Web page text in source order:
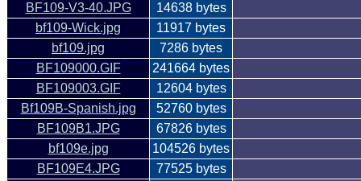
BF109-V3-40.JPG
14638 bytes
bf109-Wick.jpg
11917 bytes
bf109.jpg
7286 bytes
BF109000.GIF
241664 bytes
BF109003.GIF
12604 bytes
Bf109B-Spanish.jpg
52760 bytes
BF109B1.JPG
67826 bytes
bf109e.jpg
104526 bytes
BF109E4.JPG
77525 bytes